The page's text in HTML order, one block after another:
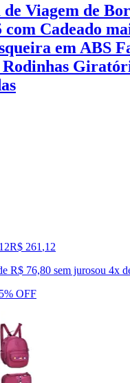
Viagem de
com Cadeado
em ABS
Rodinhas
R$ 261 ,12
R$ 76,80 sem jurosou 4x
OFF